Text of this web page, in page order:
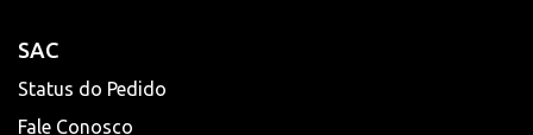
SAC
Status do Pedido
Fale Conosco